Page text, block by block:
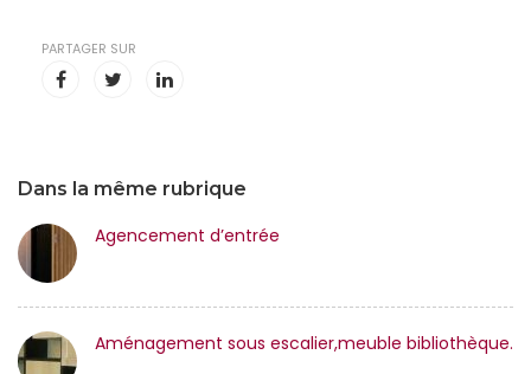
Dans la même rubrique
Agencement d’entrée
Aménagement sous escalier,meuble bibliothèque.
PARTAGER SUR